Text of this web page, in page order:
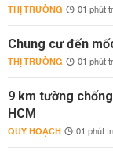
THỊ TRƯỜNG 01 phút
Chung cư đến
THỊ TRƯỜNG 01 phút
9 km tường
HCM
QUY HOẠCH 01 phút